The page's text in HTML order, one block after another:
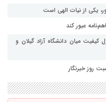
یکی از نیات الهی است
عبور کند
کیفیت میان دانشگاه آزاد گیلان و
روز خبرنگار